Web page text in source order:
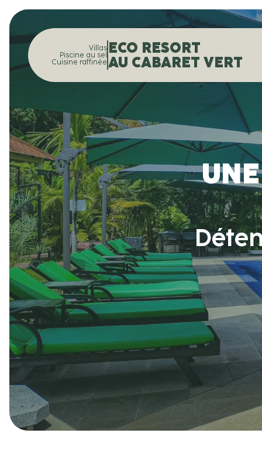
Villas
Piscine au sel
Cuisine raffinée
ECO RESORT
AU CABARET VERT